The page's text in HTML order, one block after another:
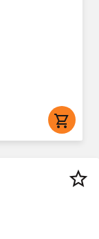
shopping_cart
star_border